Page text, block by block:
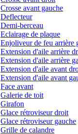
Crosse avant gauche
Deflecteur
Demi-berceau
Eclairage de plaque
Enjoliveur de feu arrière
Extension d'aile arrière
Extension d'aile arrière
Extension d'aile avant
Extension d'aile avant
Face avant
Galerie de toit
Girafon
Glace rétroviseur droit
Glace rétroviseur gauche
Grille de calandre